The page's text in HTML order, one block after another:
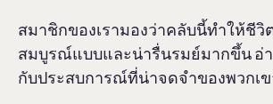
สมาชิกของเรามองว่าคลับนี้ทำให้ชีวิ
สมบูรณ์แบบและน่ารื่นรมย์มากขึ้น อ่า
กับประสบการณ์ที่น่าจดจําของพวกเ